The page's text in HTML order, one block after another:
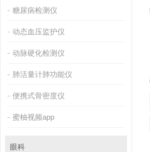
糖尿病检测仪
动态血压监护仪
动脉硬化检测仪
肺活量计肺功能仪
便携式骨密度仪
蜜柚视频app
眼科